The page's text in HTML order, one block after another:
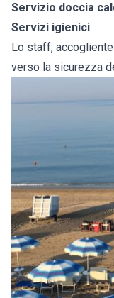
Servizio doccia
Servizi igienici
Lo staff,
verso la sicurezza